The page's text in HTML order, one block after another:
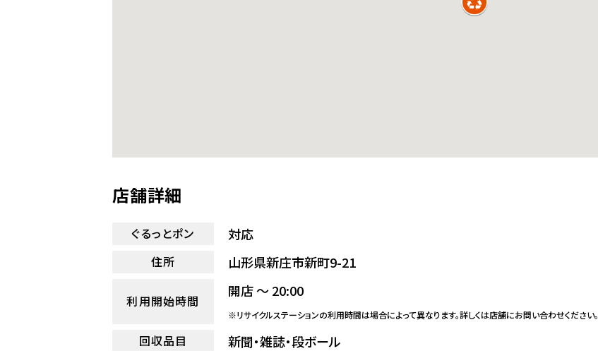
店舗詳細
ぐるっとポン 対応
住所 山形県新庄市新町9-21
利用開始時間
開店 ～ 20:00
※リサイクルステーションの利用時間は場合によって異なります。詳しくは店舗にお問い合わせください。
回収品目 新聞・雑誌・段ボール